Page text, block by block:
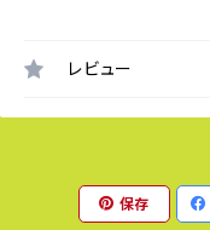
レビュー
保存